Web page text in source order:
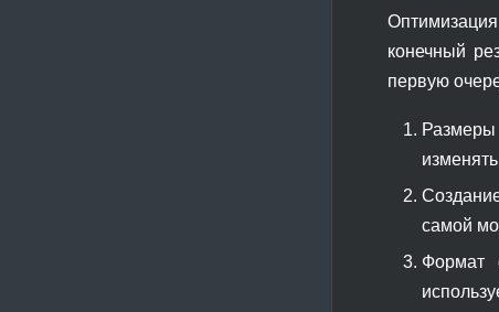
конечный
первую
Размеры
самой
Формат